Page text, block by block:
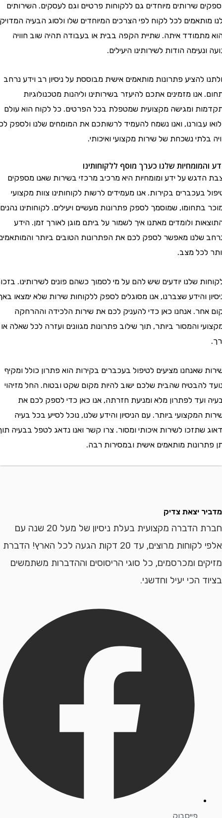
שירותים מיוחדים גם ללקוחות פרטיים וגם לעסקים. השירותים
מותאמים לכל לקוח לפי הצרכים המיוחדים שלו ולסוג הבעיה המדויקת
מתמודד איתה. שתיית הקפה בבית או בעבודה תהיה שוב חוויה
ונעימה הודות לשירותינו היעילים.
להציע פתרונות מותאמים אישית מבוססת על ניסיון רב וידע נרחב
אנו מזמינים אתכם להיעזר בשירותינו וליהנות מטכנולוגיות
ומגישה מקצועית שמטפלת בכל הפרטים. כל לקוח הוא עולם
עבורנו, ואנו נשמח להעמיד לרשותכם את המומחים שלנו ולספק לכם
בלתי נשכחת של שירות מקצועי ואיכותי.
והמומחיות שלנו כערך מוסף ללקוחותינו
הדגש על ידע ומומחיות היא מרכיב מרכזי בשירות שאנו מספקים
בעכברים בקירות. אנו מעמידים לרשות לקוחותינו צוות מקצועי
בתחומו, שמוסמך לספק פתרונות מעשיים ויעילים. לקוחותינו נהנים
ולומדים מאתנו איך לשמור על ביתם מוגן לאורך זמן. הידע
שלנו מאפשר לספק לכם את הפתרונות הטובים ביותר והמותאמים
לכל מצב.
שלנו יודעים שיש להם על מי לסמוך כשהם פונים לשירותינו. בזכות
והידע שצברנו, אנו מסוגלים לספק ללקוחות שירות שלא ימצאו באף
אחר. אנחנו כאן כדי להעניק לכם את שירות הלכידה וההרחקה
והמסור ביותר, תוך שילוב פתרונות מגוונים ועזרה לכל שאלה או
שאנחנו מציעים לטיפול בעכברים בקירות הוא פתרון כולל ומקיף
להבטיח שהבית שלכם ישוב להיות מקום שקט ובטוח. החל מזיהוי
ועד לפתרון מלא ומניעת חזרתה, אנו כאן כדי לספק לכם את
המקצועי ביותר. עם הניסיון והידע שלנו, נוכל לסייע בכל בעיה
שתזכו לשירות איכותי ומסור. צרו קשר ואנו נדאג לטפל בבעיה תוך
מותאמים אישית ובמסירות רבה.
יצאת צדיק
חברת הדברה מקצועית בעלת ניסיון של מעל 20 שנה עם
אלפי לקוחות מרוצים, עד 20 דקות הגעה לכל הארץ! הדברת
ומכרסמים, כל סוגי הריסוסים וההדברות משתמשים
הכי יעיל וחדשני.
פייסבוק